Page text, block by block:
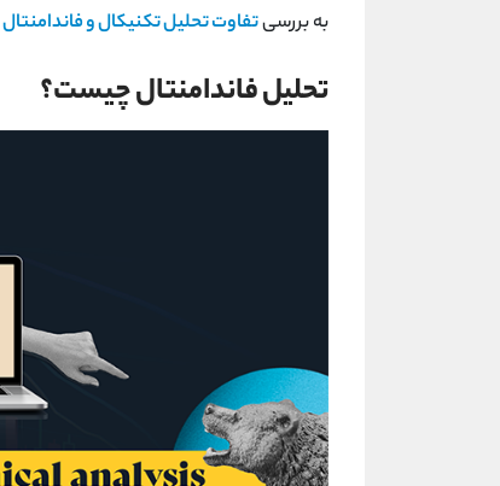
به بررسیتفاوت تحلیل تکنیکال و فاندامنتال
تحلیل فاندامنتال چیست؟